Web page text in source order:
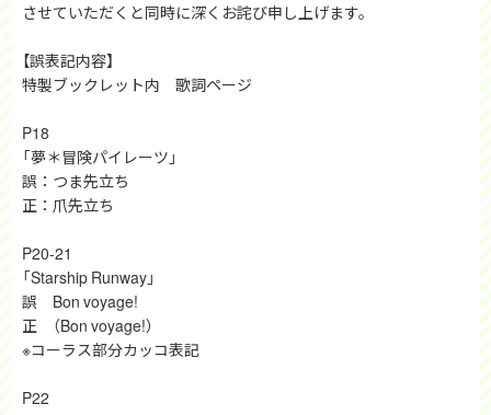
させていただくと同時に深くお詫び申し上げます。
【誤表記内容】
特製ブックレット内 歌詞ページ
P18
「夢＊冒険パイレーツ」
誤：つま先立ち
正：爪先立ち
P20-21
「Starship Runway」
誤 Bon voyage!
正 （Bon voyage!）
※コーラス部分カッコ表記
P22